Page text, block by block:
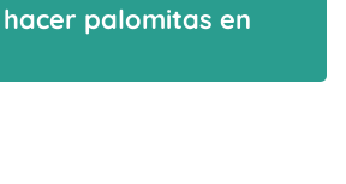
palomitas en